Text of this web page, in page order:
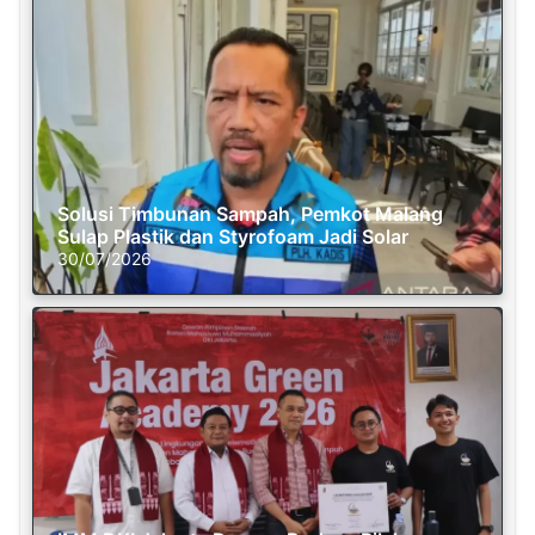
Solusi Timbunan Sampah, Pemkot Malang
Sulap Plastik dan Styrofoam Jadi Solar
30/07/2026